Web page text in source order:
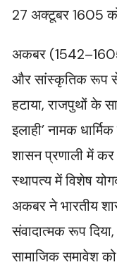
27 अक्टूबर 1605
अकबर
और सांस्कृतिक रूप से
हटाया, राजपुथों के
इलाही’ नामक
शासन प्रणाली में
स्थापत्य में विशेष
अकबर ने भारतीय
संवादात्मक रूप
सामाजिक समावेश को